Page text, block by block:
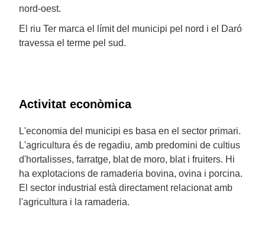
nord-oest.
El riu Ter marca el límit del municipi pel nord i el Daró
travessa el terme pel sud.
Activitat econòmica
L'economia del municipi es basa en el sector primari.
L'agricultura és de regadiu, amb predomini de cultius
d'hortalisses, farratge, blat de moro, blat i fruiters. Hi
ha explotacions de ramaderia bovina, ovina i porcina.
El sector industrial està directament relacionat amb
l'agricultura i la ramaderia.